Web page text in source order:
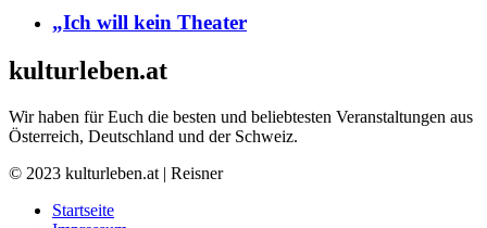
„Ich will kein Theater
kulturleben.at
Wir haben für Euch die besten und beliebtesten Veranstaltungen aus
Österreich, Deutschland und der Schweiz.
© 2023 kulturleben.at | Reisner
Startseite